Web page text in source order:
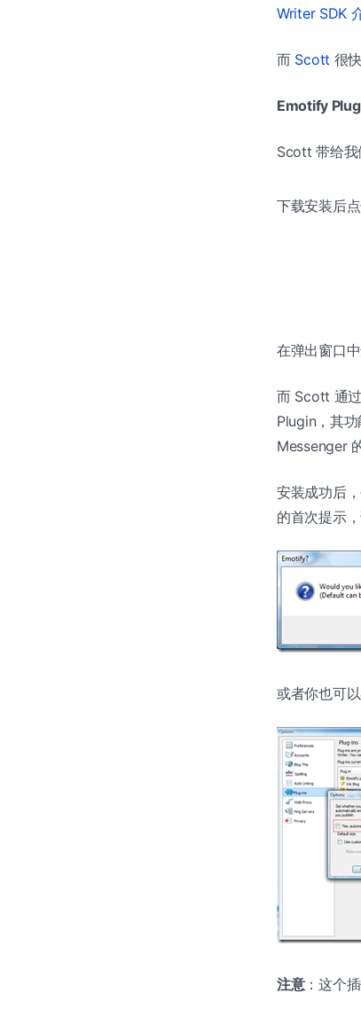
Writer SDK
而 Scott 很
Emotify
Scott 带给
下载安装后
在弹出窗口
而 Scott 通
Plugin，其
Messenger
安装成功后
的首次提示
或者你也可
注意：这个